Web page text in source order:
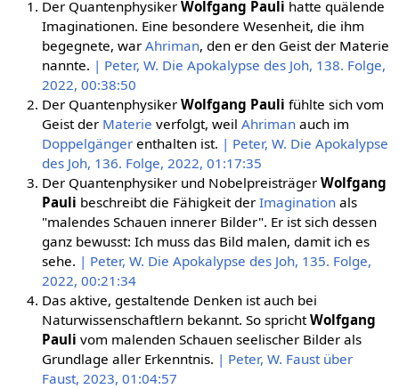
Der Quantenphysiker Wolfgang Pauli hatte quälende
Imaginationen. Eine besondere Wesenheit, die ihm
begegnete, war Ahriman, den er den Geist der Materie
nannte. | Peter, W. Die Apokalypse des Joh, 138. Folge,
2022, 00:38:50
Der Quantenphysiker Wolfgang Pauli fühlte sich vom
Geist der Materie verfolgt, weil Ahrimanauch im
Doppelgängerenthalten ist. | Peter, W. Die Apokalypse
des Joh, 136. Folge, 2022, 01:17:35
Der Quantenphysiker und Nobelpreisträger Wolfgang
Pauli beschreibt die Fähigkeit der Imaginationals
"malendes Schauen innerer Bilder". Er ist sich dessen
ganz bewusst: Ich muss das Bild malen, damit ich es
sehe. | Peter, W. Die Apokalypse des Joh, 135. Folge,
2022, 00:21:34
Das aktive, gestaltende Denken ist auch bei
Naturwissenschaftlern bekannt. So sprichtWolfgang
Pauli vom malenden Schauen seelischer Bilder als
Grundlage aller Erkenntnis. | Peter, W. Faust über
Faust, 2023, 01:04:57